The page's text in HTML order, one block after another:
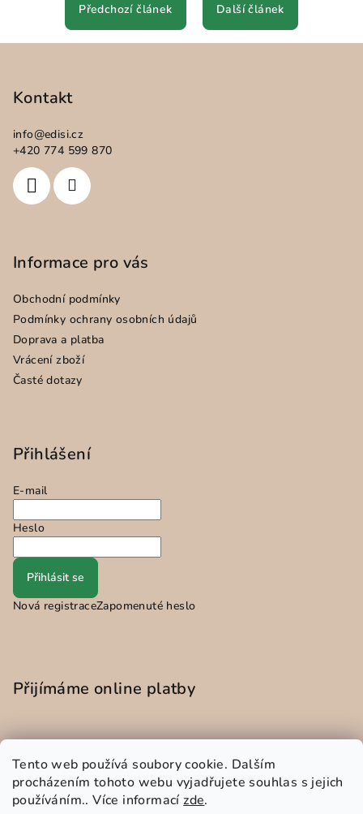
Tento web používá soubory cookie. Dalším
procházením tohoto webu vyjadřujete souhlas s jejich
používáním.. Více informacízde.
Předchozí článek Další článek
Kontakt
info@edisi.cz
+420 774 599 870
Informace pro vás
Obchodní podmínky
Podmínky ochrany osobních údajů
Doprava a platba
Vrácení zboží
Časté dotazy
Přihlášení
E-mail
Heslo
Přihlásit se
Nová registraceZapomenuté heslo
Přijímáme online platby